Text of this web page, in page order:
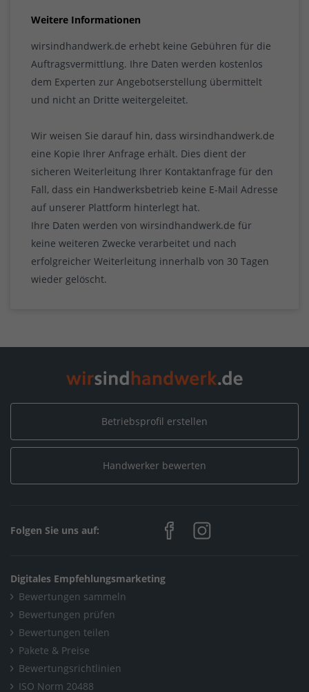
Weitere Informationen
wirsindhandwerk.de erhebt keine Gebühren für die
Auftragsvermittlung. Ihre Daten werden kostenlos
dem Experten zur Angebotserstellung übermittelt
und nicht an Dritte weitergeleitet.
Wir weisen Sie darauf hin, dass wirsindhandwerk.de
eine Kopie Ihrer Anfrage erhält. Dies dient der
sicheren Weiterleitung Ihrer Kontaktanfrage für den
Fall, dass ein Handwerksbetrieb keine E-Mail Adresse
auf unserer Plattform hinterlegt hat.
Ihre Daten werden von wirsindhandwerk.de für
keine weiteren Zwecke verarbeitet und nach
erfolgreicher Weiterleitung innerhalb von 30 Tagen
wieder gelöscht.
Betriebsprofil erstellen
Handwerker bewerten
Folgen Sie uns auf:
Digitales Empfehlungsmarketing
Bewertungen sammeln
Bewertungen prüfen
Bewertungen teilen
Pakete & Preise
Bewertungsrichtlinien
ISO Norm 20488